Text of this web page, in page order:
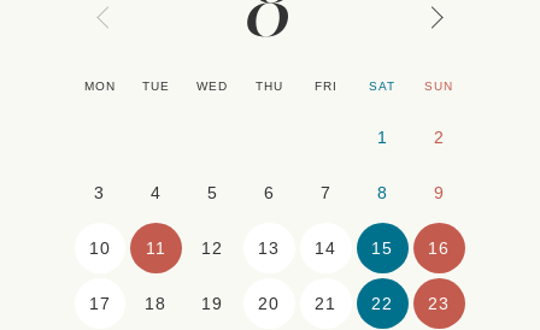
MON TUE WED THU FRI SAT SUN
1 2
3 4 5 6 7 8 9
10 11 12 13 14 15 16
17 18 19 20 21 22 23